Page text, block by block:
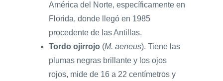
América del Norte, específicamente en
Florida, donde llegó en 1985
procedente de las Antillas.
Tordo ojirrojo (M. aeneus). Tiene las
plumas negras brillante y los ojos
rojos, mide de 16 a 22 centímetros y